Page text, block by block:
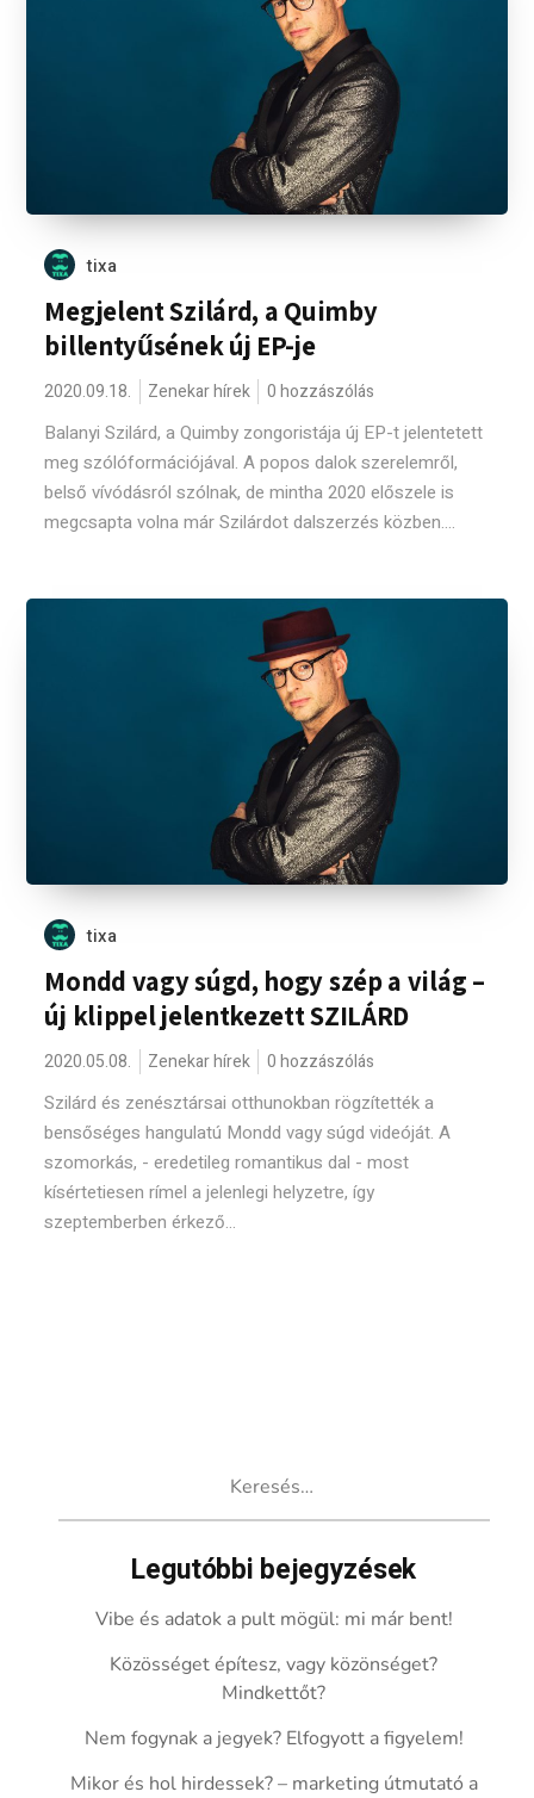
tixa
Megjelent Szilárd, a Quimby
billentyűsének új EP-je
2020.09.18. Zenekar hírek 0 hozzászólás
Balanyi Szilárd, a Quimby zongoristája új EP-t jelentetett
meg szólóformációjával. A popos dalok szerelemről,
belső vívódásról szólnak, de mintha 2020 előszele is
megcsapta volna már Szilárdot dalszerzés közben....
tixa
Mondd vagy súgd, hogy szép a világ –
új klippel jelentkezett SZILÁRD
2020.05.08. Zenekar hírek 0 hozzászólás
Szilárd és zenésztársai otthunokban rögzítették a
bensőséges hangulatú Mondd vagy súgd videóját. A
szomorkás, - eredetileg romantikus dal - most
kísértetiesen rímel a jelenlegi helyzetre, így
szeptemberben érkező...
Legutóbbi bejegyzések
Vibe és adatok a pult mögül: mi már bent!
Közösséget építesz, vagy közönséget?
Mindkettőt?
Nem fogynak a jegyek? Elfogyott a figyelem!
Mikor és hol hirdessek? – marketing útmutató a